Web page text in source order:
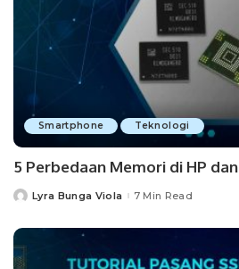
Smartphone Teknologi
5 Perbedaan Memori di HP
PostedLyra Bunga Viola 7 Min Read